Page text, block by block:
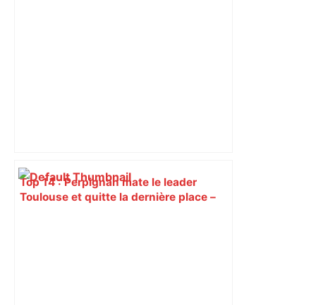
Top 14 : Perpignan mate le leader
Toulouse et quitte la dernière place –